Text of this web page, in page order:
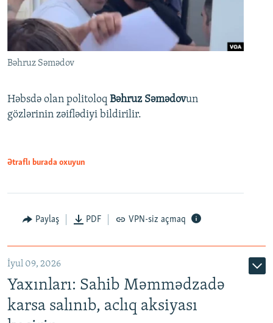
Bəhruz Səmədov
Həbsdə olan politoloq Bəhruz Səmədovun
gözlərinin zəiflədiyi bildirilir.
Ətraflı burada oxuyun
Paylaş PDF VPN-siz açmaq
İyul 09, 2026
Yaxınları: Sahib Məmmədzadə
karsa salınıb, aclıq aksiyası